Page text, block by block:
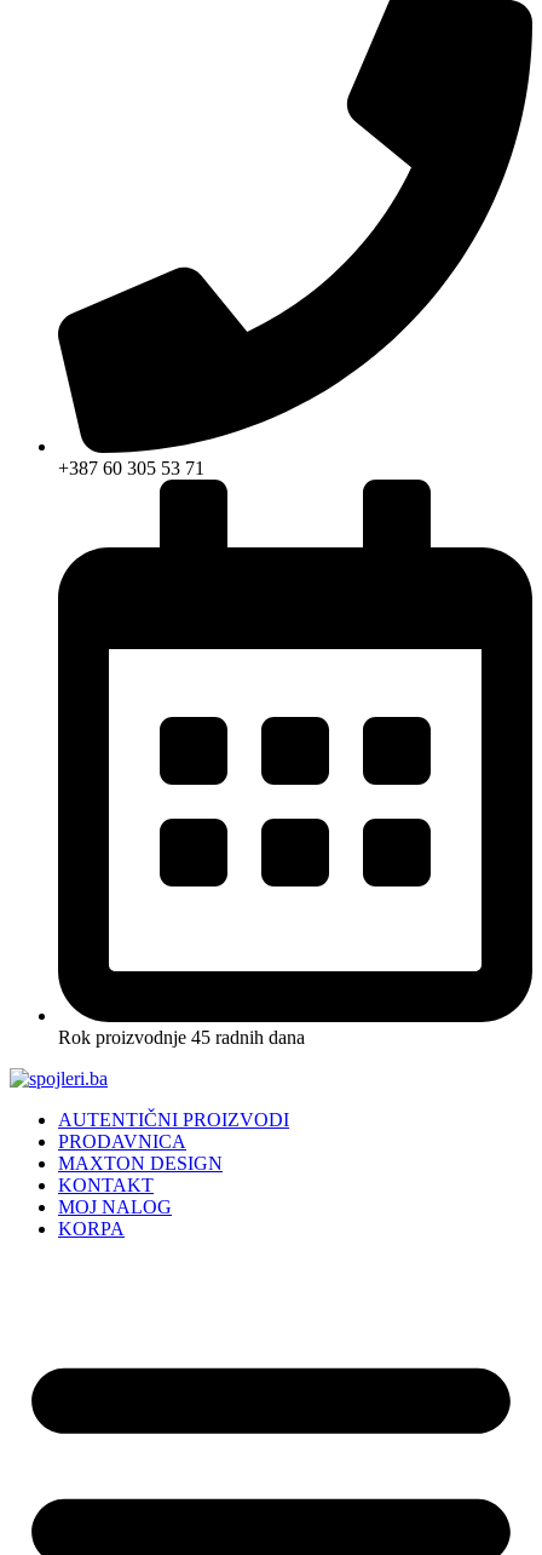
+387 60 305 53 71
Rok proizvodnje 45 radnih dana
AUTENTIČNI PROIZVODI
PRODAVNICA
MAXTON DESIGN
KONTAKT
MOJ NALOG
KORPA